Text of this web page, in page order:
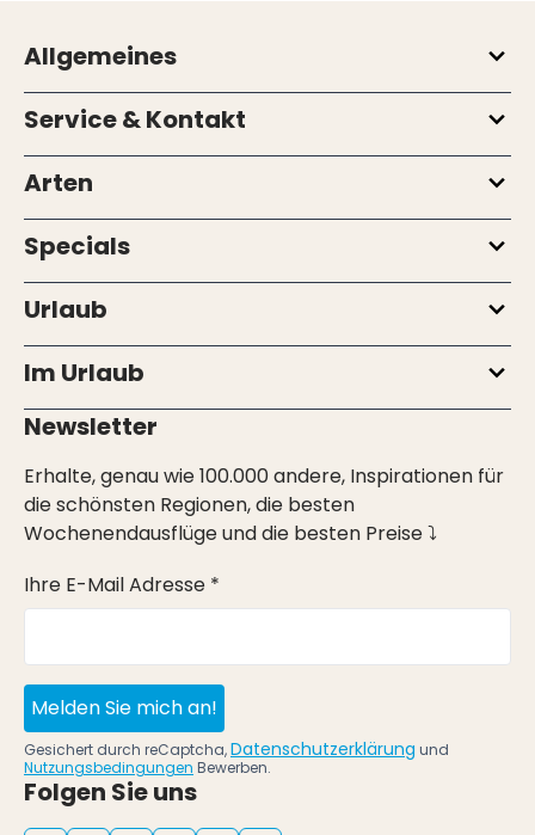
Allgemeines
Service & Kontakt
Arten
Specials
Urlaub
Im Urlaub
Newsletter
Erhalte, genau wie 100.000 andere, Inspirationen für
die schönsten Regionen, die besten
Wochenendausflüge und die besten Preise ⤵
Ihre E-Mail Adresse *
Melden Sie mich an!
Gesichert durch reCaptcha,Datenschutzerklärung und
Nutzungsbedingungen Bewerben.
Folgen Sie uns